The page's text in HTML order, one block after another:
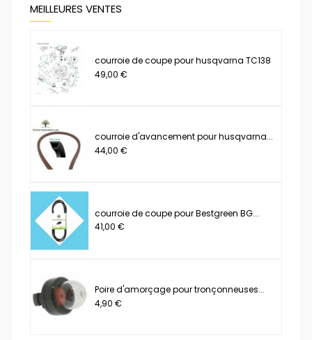
MEILLEURES VENTES
courroie de coupe pour husqvarna TC138
49,00 €
courroie d'avancement pour husqvarna...
44,00 €
courroie de coupe pour Bestgreen BG...
41,00 €
Poire d'amorçage pour tronçonneuses...
4,90 €